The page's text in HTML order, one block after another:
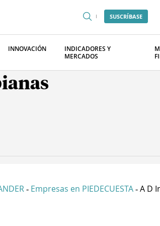
SUSCRÍBASE
INNOVACIÓN
INDICADORES Y
MERCADOS
- Empresas en PIEDECUESTA - A D